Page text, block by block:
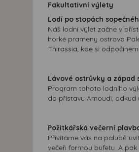
Fakultativní výlety
Lodí po stopách
Náš lodní výlet začne v
horké prameny ostrova
Thirassia, kde si
Lávové ostrůvky a západ
Program tohoto lodního
do přístavu Amoudi, odkud
Požitkářská večerní
Přivítáme vás na palubě
večeři formou bufetu. A